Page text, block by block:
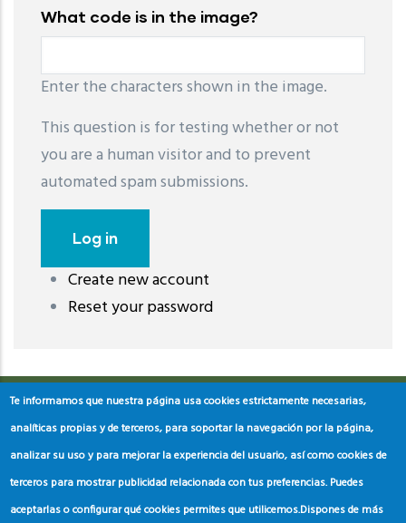
What code is in the image?
Enter the characters shown in the image.
This question is for testing whether or not
you are a human visitor and to prevent
automated spam submissions.
Create new account
Reset your password
레딧 다운로드coloring pages printable
download
Te informamos que nuestra página usa cookies estrictamente necesarias,
analíticas propias y de terceros, para soportar la navegación por la página,
analizar su uso y para mejorar la experiencia del usuario, así como cookies de
terceros para mostrar publicidad relacionada con tus preferencias. Puedes
aceptarlas o configurar qué cookies permites que utilicemos.Dispones de más